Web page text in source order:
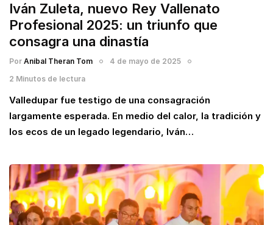
Iván Zuleta, nuevo Rey Vallenato
Profesional 2025: un triunfo que
consagra una dinastía
Por Anibal Theran Tom
4 de mayo de 2025
2 Minutos de lectura
Valledupar fue testigo de una consagración
largamente esperada. En medio del calor, la tradición y
los ecos de un legado legendario, Iván…